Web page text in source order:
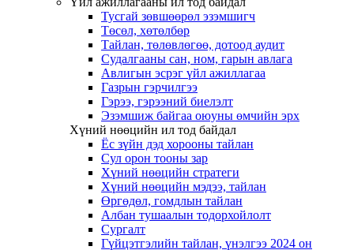
Тусгай зөвшөөрөл эзэмшигч
Төсөл, хөтөлбөр
Тайлан, төлөвлөгөө, дотоод аудит
Судалгааны сан, ном, гарын авлага
Авлигын эсрэг үйл ажиллагаа
Газрын гэрчилгээ
Гэрээ, гэрээний биелэлт
Эзэмшиж байгаа оюуны өмчийн эрх
Хүний нөөцийн ил тод байдал
Ёс зүйн дэд хорооны тайлан
Сул орон тооны зар
Хүний нөөцийн стратеги
Хүний нөөцийн мэдээ, тайлан
Өргөдөл, гомдлын тайлан
Албан тушаалын тодорхойлолт
Сургалт
Гүйцэтгэлийн тайлан, үнэлгээ 2024 он